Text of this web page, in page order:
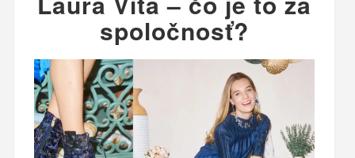
spoločnosť?